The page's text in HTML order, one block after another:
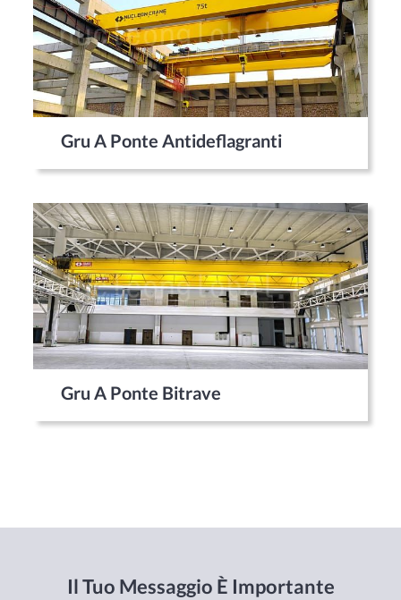
Gru A Ponte Antideflagranti
Gru A Ponte Bitrave
Il Tuo Messaggio È Importante